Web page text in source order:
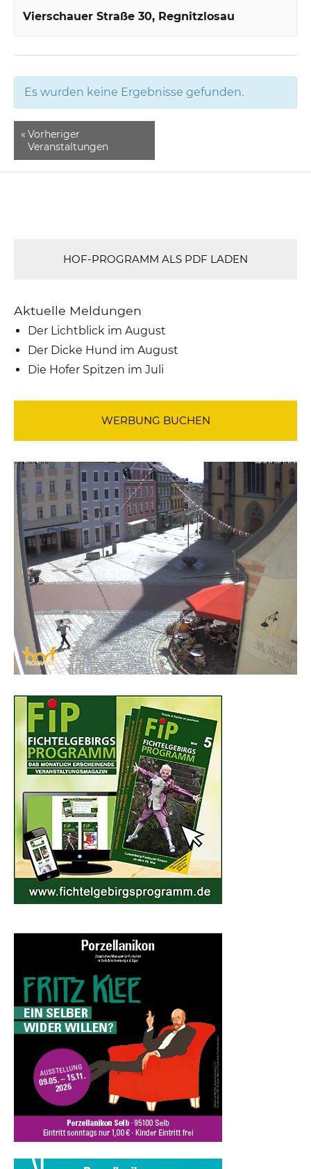
Vierschauer Straße 30 Regnitzlosau
Es wurden keine Ergebnisse gefunden.
« Vorheriger
Veranstaltungen
HOF-PROGRAMM ALS PDF LADEN
Aktuelle Meldungen
Der Lichtblick im August
Der Dicke Hund im August
Die Hofer Spitzen im Juli
WERBUNG BUCHEN